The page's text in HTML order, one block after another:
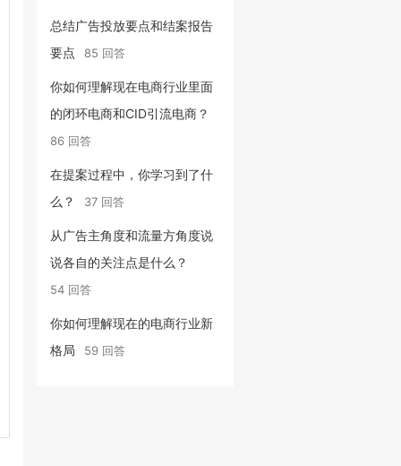
总结广告投放要点和结案报告
要点
85 回答
你如何理解现在电商行业里面
的闭环电商和CID引流电商？
86 回答
在提案过程中，你学习到了什
么？
37 回答
从广告主角度和流量方角度说
说各自的关注点是什么？
54 回答
你如何理解现在的电商行业新
格局
59 回答